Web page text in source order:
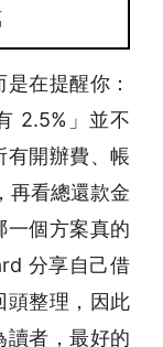
在提醒你：
2.5%」並不
有開辦費、帳
再看總還款金
一個方案真的
分享自己借
頭整理，因此
讀者，最好的